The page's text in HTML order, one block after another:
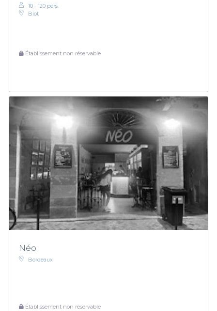
10 - 120 pers.
Biot
Établissement non réservable
Néo
Bordeaux
Établissement non réservable